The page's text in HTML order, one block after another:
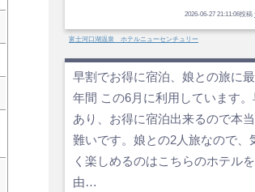
2026-06-27 21:11:06投稿
富士河口湖温泉 ホテルニューセンチュリー
早割でお得に宿泊、娘との旅に
年間 この6月に利用しています
あり、お得に宿泊出来るので本
難いです。娘との2人旅なので、
く楽しめるのはこちらのホテル
由…